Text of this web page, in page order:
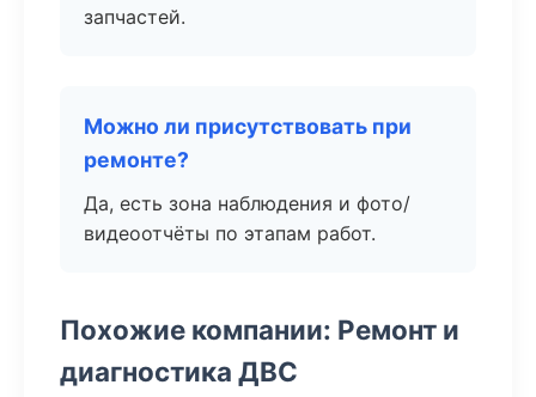
запчастей.
Можно ли присутствовать при
ремонте?
Да, есть зона наблюдения и фото/
видеоотчёты по этапам работ.
Похожие компании: Ремонт и
диагностика ДВС